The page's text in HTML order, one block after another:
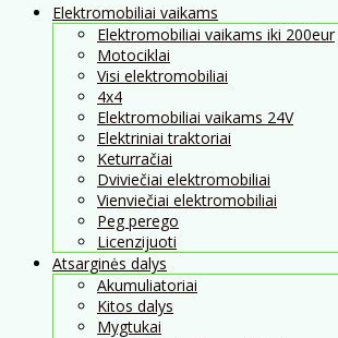
Elektromobiliai vaikams
Elektromobiliai vaikams iki 200eur
Motociklai
Visi elektromobiliai
4x4
Elektromobiliai vaikams 24V
Elektriniai traktoriai
Keturračiai
Dviviečiai elektromobiliai
Vienviečiai elektromobiliai
Peg perego
Licenzijuoti
Atsarginės dalys
Akumuliatoriai
Kitos dalys
Mygtukai